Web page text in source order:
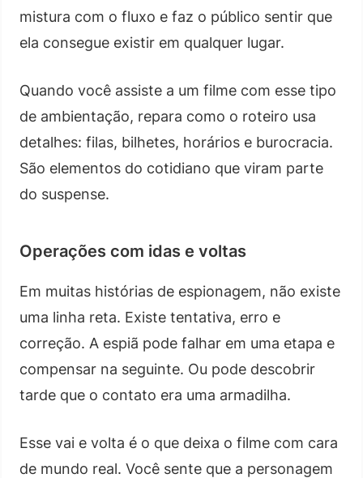
mistura com o fluxo e faz o público sentir que
ela consegue existir em qualquer lugar.
Quando você assiste a um filme com esse tipo
de ambientação, repara como o roteiro usa
detalhes: filas, bilhetes, horários e burocracia.
São elementos do cotidiano que viram parte
do suspense.
Operações com idas e voltas
Em muitas histórias de espionagem, não existe
uma linha reta. Existe tentativa, erro e
correção. A espiã pode falhar em uma etapa e
compensar na seguinte. Ou pode descobrir
tarde que o contato era uma armadilha.
Esse vai e volta é o que deixa o filme com cara
de mundo real. Você sente que a personagem